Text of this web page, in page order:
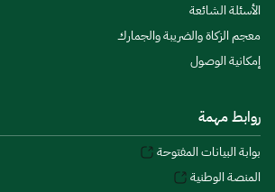
الأسئلة الشائعة
معجم الزكاة والضريبة والجمارك
إمكانية الوصول
روابط مهمة
بوابة البيانات المفتوحة
المنصة الوطنية